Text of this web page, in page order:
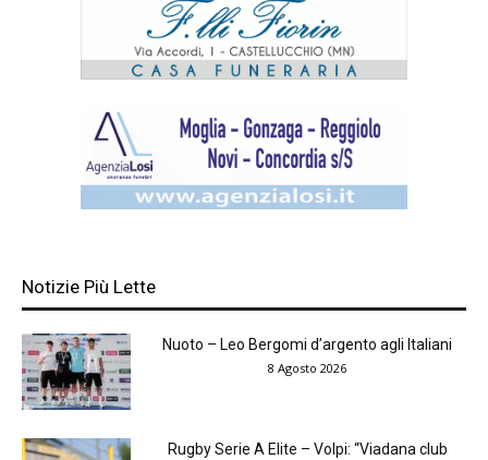
Notizie Più Lette
Nuoto – Leo Bergomi d’argento agli Italiani
8 Agosto 2026
Rugby Serie A Elite – Volpi: “Viadana club